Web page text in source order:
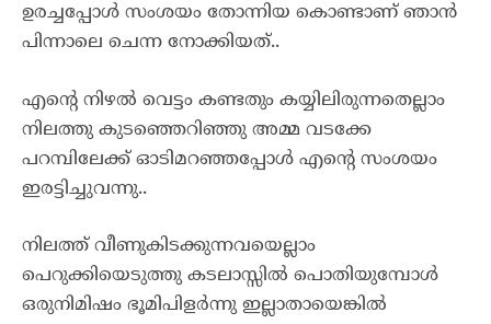
ഉരച്ചപ്പോൾ സംശയം തോന്നിയ കൊണ്ടാണ് ഞാൻ
പിന്നാലെ ചെന്ന നോക്കിയത്..
എന്റെ നിഴൽ വെട്ടം കണ്ടതും കയ്യിലിരുന്നതെല്ലാം
നിലത്തു കുടഞ്ഞെറിഞ്ഞു അമ്മ വടക്കേ
പറമ്പിലേക്ക് ഓടിമറഞ്ഞപ്പോൾ എന്റെ സംശയം
ഇരട്ടിച്ചുവന്നു..
നിലത്ത് വീണുകിടക്കുന്നവയെല്ലാം
പെറുക്കിയെടുത്തു കടലാസ്സിൽ പൊതിയുമ്പോൾ
ഒരുനിമിഷം ഭൂമിപിളർന്നു ഇല്ലാതായെങ്കിൽ